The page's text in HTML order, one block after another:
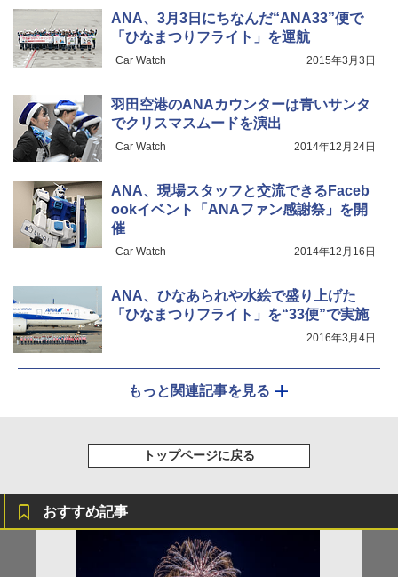
[キャンパーズコレクション 山善] 傘みたいに
広げるだけ パッとサッとテント キューブワ
ATCW-150B エクルベージュ
￥1,180
ット 5000mm耐水圧 210D生地 遮光
ANA、3月3日にちなんだ“ANA33”便で
「ひなまつりフライト」を運航
Car Watch 2015年3月3日
羽田空港のANAカウンターは青いサンタ
でクリスマスムードを演出
Car Watch 2014年12月24日
ANA、現場スタッフと交流できるFaceb
ookイベント「ANAファン感謝祭」を開
催
Car Watch 2014年12月16日
ANA、ひなあられや水絵で盛り上げた
「ひなまつりフライト」を“33便”で実施
2016年3月4日
もっと関連記事を見る
トップページに戻る
おすすめ記事